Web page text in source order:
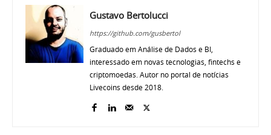
Gustavo Bertolucci
https://github.com/gusbertol
Graduado em Análise de Dados e BI,
interessado em novas tecnologias, fintechs e
criptomoedas. Autor no portal de notícias
Livecoins desde 2018.